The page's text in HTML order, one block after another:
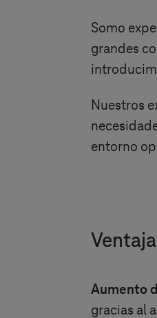
Somo
grandes
Nuestros
entorno
Aumento
gracias al